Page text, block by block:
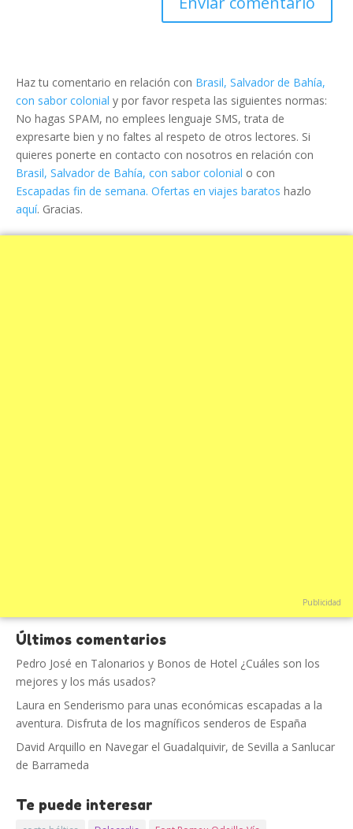
Haz tu comentario en relación con Brasil, Salvador de Bahía,
con sabor colonial y por favor respeta las siguientes normas:
No hagas SPAM, no emplees lenguaje SMS, trata de
expresarte bien y no faltes al respeto de otros lectores. Si
quieres ponerte en contacto con nosotros en relación con
Brasil, Salvador de Bahía, con sabor colonial o con
Escapadas fin de semana. Ofertas en viajes baratos hazlo
aquí. Gracias.
Publicidad
Últimos comentarios
Pedro José en Talonarios y Bonos de Hotel ¿Cuáles son los
mejores y los más usados?
Laura en Senderismo para unas económicas escapadas a la
aventura. Disfruta de los magníficos senderos de España
David Arquillo en Navegar el Guadalquivir, de Sevilla a Sanlucar
de Barrameda
Te puede interesar